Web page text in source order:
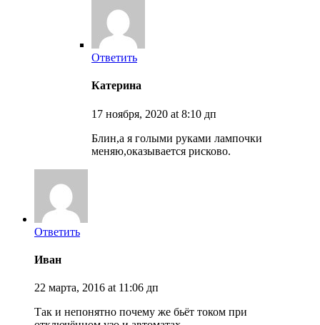
Ответить
Катерина
17 ноября, 2020 at 8:10 дп
Блин,а я голыми руками лампочки
меняю,оказывается рисково.
Ответить
Иван
22 марта, 2016 at 11:06 дп
Так и непонятно почему же бьёт током при